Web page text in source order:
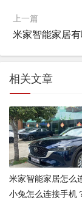
上一篇
相关文章
米家智能家居怎么
小兔怎么连接手机